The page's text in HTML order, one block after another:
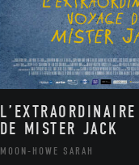
L’EXTRAORDINAIRE
DE MISTER JACK
MOON-HOWE SARAH